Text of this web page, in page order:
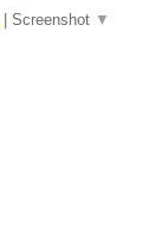
| Screenshot ▼